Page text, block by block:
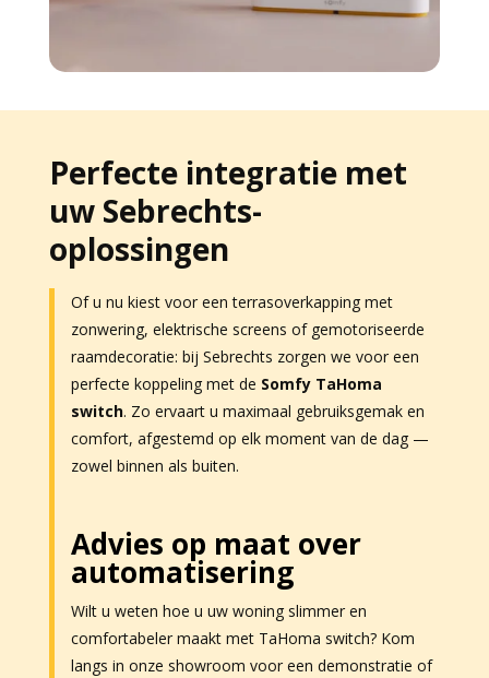
Perfecte integratie met
uw Sebrechts-
oplossingen
Of u nu kiest voor een terrasoverkapping met
zonwering, elektrische screens of gemotoriseerde
raamdecoratie: bij Sebrechts zorgen we voor een
perfecte koppeling met de Somfy TaHoma
switch. Zo ervaart u maximaal gebruiksgemak en
comfort, afgestemd op elk moment van de dag —
zowel binnen als buiten.
Advies op maat over
automatisering
Wilt u weten hoe u uw woning slimmer en
comfortabeler maakt met TaHoma switch? Kom
langs in onze showroom voor een demonstratie of